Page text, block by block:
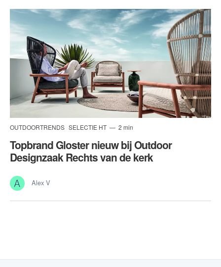
OUTDOORTRENDS SELECTIE HT 2 min
Topbrand Gloster nieuw bij Outdoor
Designzaak Rechts van de kerk
Alex V